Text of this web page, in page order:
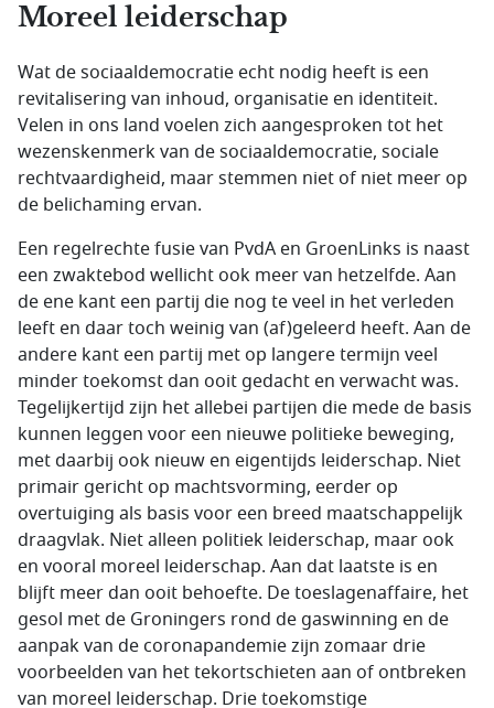
Moreel leiderschap
Wat de sociaaldemocratie echt nodig heeft is een
revitalisering van inhoud, organisatie en identiteit.
Velen in ons land voelen zich aangesproken tot het
wezenskenmerk van de sociaaldemocratie, sociale
rechtvaardigheid, maar stemmen niet of niet meer op
de belichaming ervan.
Een regelrechte fusie van PvdA en GroenLinks is naast
een zwaktebod wellicht ook meer van hetzelfde. Aan
de ene kant een partij die nog te veel in het verleden
leeft en daar toch weinig van (af)geleerd heeft. Aan de
andere kant een partij met op langere termijn veel
minder toekomst dan ooit gedacht en verwacht was.
Tegelijkertijd zijn het allebei partijen die mede de basis
kunnen leggen voor een nieuwe politieke beweging,
met daarbij ook nieuw en eigentijds leiderschap. Niet
primair gericht op machtsvorming, eerder op
overtuiging als basis voor een breed maatschappelijk
draagvlak. Niet alleen politiek leiderschap, maar ook
en vooral moreel leiderschap. Aan dat laatste is en
blijft meer dan ooit behoefte. De toeslagenaffaire, het
gesol met de Groningers rond de gaswinning en de
aanpak van de coronapandemie zijn zomaar drie
voorbeelden van het tekortschieten aan of ontbreken
van moreel leiderschap. Drie toekomstige